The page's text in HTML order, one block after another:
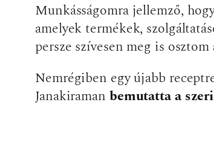
Munkásságomra jellemző,
amelyek termékek,
persze szívesen meg is
Nemrégiben egy újabb
Janakiraman bemutatta a